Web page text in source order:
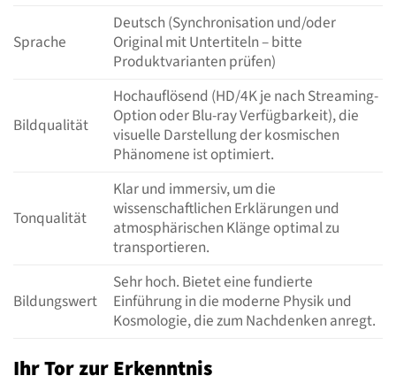
Sprache
Deutsch (Synchronisation und/oder
Original mit Untertiteln – bitte
Produktvarianten prüfen)
Bildqualität
Hochauflösend (HD/4K je nach Streaming-
Option oder Blu-ray Verfügbarkeit), die
visuelle Darstellung der kosmischen
Phänomene ist optimiert.
Tonqualität
Klar und immersiv, um die
wissenschaftlichen Erklärungen und
atmosphärischen Klänge optimal zu
transportieren.
Bildungswert
Sehr hoch. Bietet eine fundierte
Einführung in die moderne Physik und
Kosmologie, die zum Nachdenken anregt.
Ihr Tor zur Erkenntnis